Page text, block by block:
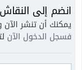
انضم إلى النقاش
يمكنك أن تنشر
فسجل الدخول الآن